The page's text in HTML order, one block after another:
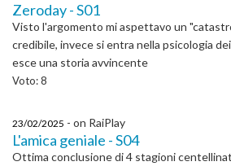
Zeroday - S01
Visto l'argomento mi aspettavo un
credibile, invece si entra nella psicologia
esce una storia avvincente
Voto: 8
23/02/2025 - on RaiPlay
L'amica geniale - S04
Ottima conclusione di 4 stagioni